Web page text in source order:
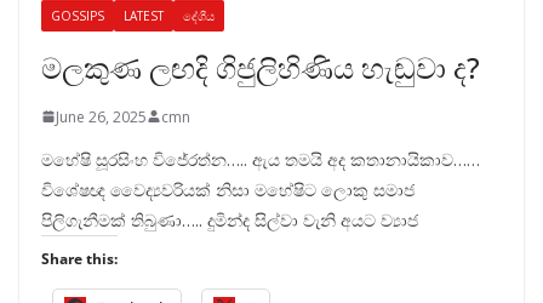
GOSSIPS LATEST දේශීය
මලකුණ ලඟදි ගිජුලිහිණිය හැඬුවා ද?
June 26, 2025 cmn
මහේෂි සූරසිංහ විජේරත්න….. ඇය තමයි අද කතානායිකාව……
විශේෂඥ වෛද්‍යවරියක් නිසා මහේෂිට ලොකු සමාජ
පිලිගැනීමක් තිබුණා….. දුමින්ද සිල්වා වැනි අයට ව්‍යාජ
Share this: